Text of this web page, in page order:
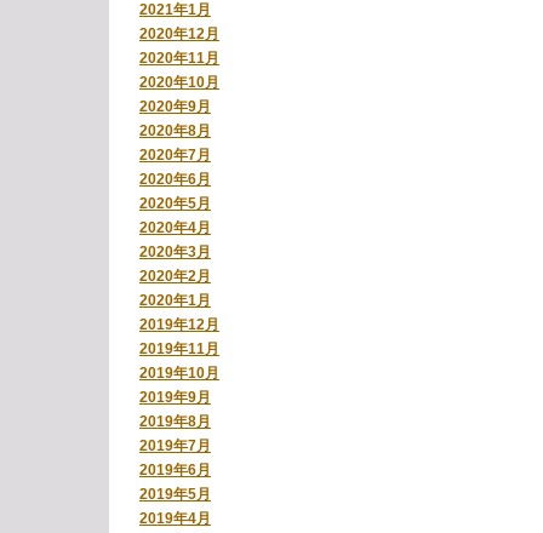
2021年1月
2020年12月
2020年11月
2020年10月
2020年9月
2020年8月
2020年7月
2020年6月
2020年5月
2020年4月
2020年3月
2020年2月
2020年1月
2019年12月
2019年11月
2019年10月
2019年9月
2019年8月
2019年7月
2019年6月
2019年5月
2019年4月